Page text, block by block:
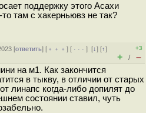
поддержку этого Асахи
то там с хакерньювз не так?
[ответить] [ ﹢﹢﹢] [ · · ·][↓] [↑]
+3
+ / –
на м1. Как закончится
в тыкву, в отличии от старых
линапс когда-либо допилят до
состоянии ставил, чуть